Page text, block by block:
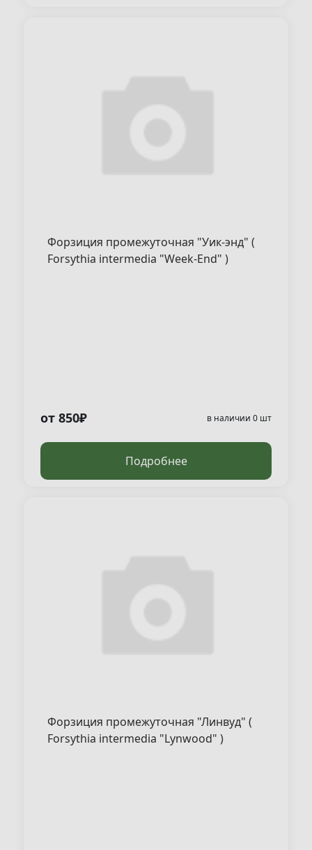
Форзиция промежуточная "Уик-энд" (
Forsythia intermedia "Week-End" )
от 850₽ в наличии 0 шт
Подробнее
Форзиция промежуточная "Линвуд" (
Forsythia intermedia "Lynwood" )